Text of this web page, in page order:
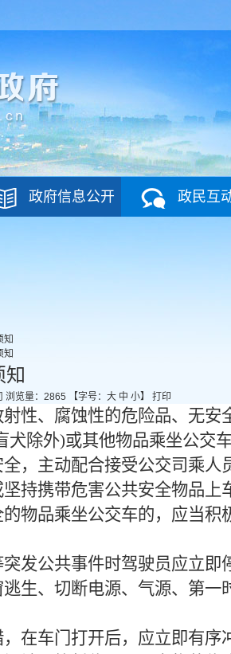
政府信息公开 政民互
知
知
浏览量： 2865 【字号： 大 中 小】 打印
性、腐蚀性的危险品、无
犬除外)或其他物品乘坐公交车
，主动配合接受公交司乘
持携带危害公共安全物品上
物品乘坐公交车的，应当
发公共事件时驾驶员应立
生、切断电源、气源、第一
在车门打开后，应立即有